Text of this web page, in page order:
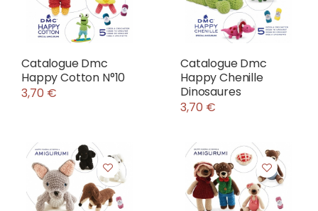
Catalogue Dmc
Happy Cotton N°10
3,70 €
Catalogue Dmc
Happy Chenille
Dinosaures
3,70 €